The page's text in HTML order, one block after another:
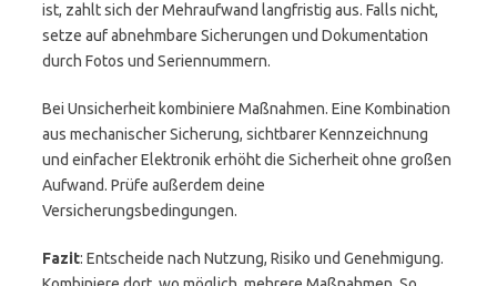
ist, zahlt sich der Mehraufwand langfristig aus. Falls nicht,
setze auf abnehmbare Sicherungen und Dokumentation
durch Fotos und Seriennummern.
Bei Unsicherheit kombiniere Maßnahmen. Eine Kombination
aus mechanischer Sicherung, sichtbarer Kennzeichnung
und einfacher Elektronik erhöht die Sicherheit ohne großen
Aufwand. Prüfe außerdem deine
Versicherungsbedingungen.
Fazit: Entscheide nach Nutzung, Risiko und Genehmigung.